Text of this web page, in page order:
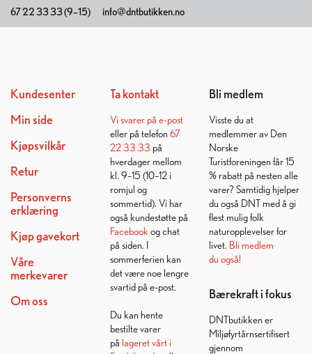
67 22 33 33 (9–15) info@dntbutikken.no
Kundesenter
Min side
Kjøpsvilkår
Retur
Personverns
erklæring
Kjøp gavekort
Våre
merkevarer
Om oss
Ta kontakt
Vi svarer på e-post
eller på telefon 67
22 33 33 på
hverdager mellom
kl. 9–15 (10–12 i
romjul og
sommertid). Vi har
også kundestøtte på
Facebook og chat
på siden. I
sommerferien kan
det være noe lengre
svartid på e-post.
Du kan hente
bestilte varer
på lageret vårt i
Bli medlem
Visste du at
medlemmer av Den
Norske
Turistforeningen får 15
% rabatt på nesten alle
varer? Samtidig hjelper
du også DNT med å gi
flest mulig folk
naturopplevelser for
livet. Bli medlem
du også!
Bærekraft i fokus
DNTbutikken er
Miljøfyrtårnsertifisert
gjennom